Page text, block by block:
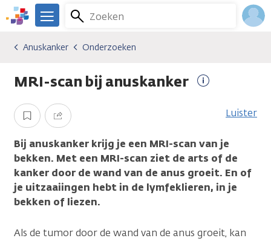
Overslaan
en
gaan
We
er
je.
Zoeken
Menu
Kankersoorten
Anuskanker
Onderzoeken
Anuskanker Onderzoeken
MRI-scan bij anuskanker
informatie
Opslaan Delen Luister
Bij anuskanker krijg je een MRI-scan van je
bekken. Met een MRI-scan ziet de arts of de
kanker door de wand van de anus groeit. En of
je uitzaaiingen hebt in de lymfeklieren, in je
bekken of liezen.
Als de tumor door de wand van de anus groeit, kan